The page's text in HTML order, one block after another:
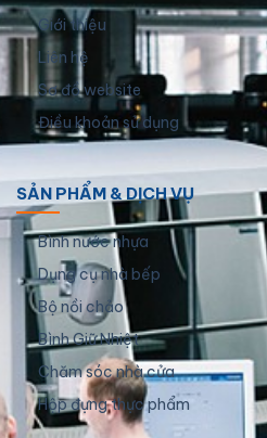
Giới thiệu
Liên hệ
Sơ đồ website
Điều khoản sử dụng
SẢN PHẨM & DỊCH VỤ
Bình nước nhựa
Dụng cụ nhà bếp
Bộ nồi chảo
Bình Giữ Nhiệt
Chăm sóc nhà cửa
Hộp đựng thực phẩm